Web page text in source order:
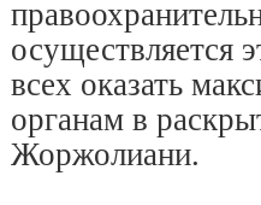
осуществляется
всех оказать
органам в
Жоржолиани.